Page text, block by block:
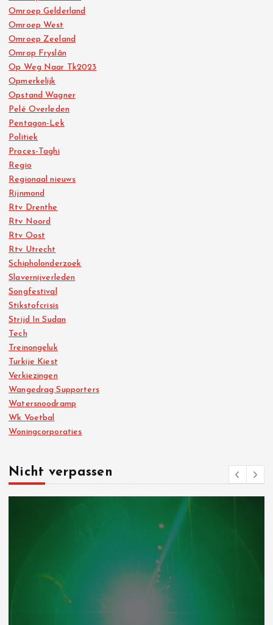
Omroep Gelderland
Omroep West
Omroep Zeeland
Omrop Fryslân
Op Weg Naar Tk2023
Opmerkelijk
Opstand Wagner
Pelé Overleden
Pentagon-Lek
Politiek
Proces-Taghi
Regio
Regionaal nieuws
Rijnmond
Rtv Drenthe
Rtv Noord
Rtv Oost
Rtv Utrecht
Schipholonderzoek
Slavernijverleden
Songfestival
Stikstofcrisis
Strijd In Sudan
Tech
Treinongeluk
Turkije Kiest
Verkiezingen
Wangedrag Supporters
Watersnoodramp
Wk Voetbal
Woningcorporaties
Nicht verpassen